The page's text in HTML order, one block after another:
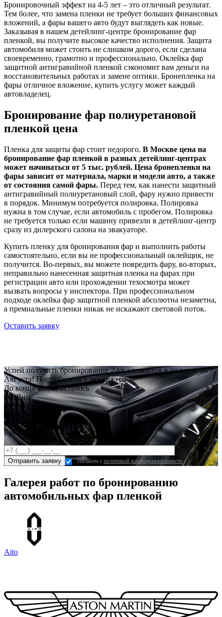
Бронировочный эффект на 4-5 лет – это отличный результат.
Тем более, что замена пленки не требует больших финансовых
вложений, а фары вашего авто будут выглядеть как новые.
Заказывая в нашем детейлинг-центре бронирование фар
пленкой, вы получите высокое качество исполнения. Защита
автомобиля может стоить не слишком дорого, если сделана
своевременно, грамотно и профессионально. Оклейка фар
защитной антигравийной пленкой сэкономит вам деньги на
восстановительных работах и замене оптики. Бронепленка на
фары отличное вложение, купить услугу может каждый
автовладелец.
Бронирование фар полиуретановой
пленкой цена
Пленка для защиты фар стоит недорого. В Москве цена на
бронирование фар пленкой в разных детейлинг-центрах
может начинаться от 5 тыс. рублей. Цена бронепленки на
фары зависит от материала, марки и модели авто, а также
от состояния самой фары. Перед тем, как нанести защитный
антигравийный полиуретановый слой, фару нужно привести
в порядок. Минимум потребуется полировка. Полировка
нужна в том случае, если автомобиль с пробегом. Полировка
не требуется только если машину привезли в детейлинг-центр
сразу из дилерского салона на эвакуаторе.
Купить пленку для бронирования фар и выполнить работы
самостоятельно, если вы не профессиональный оклейщик, не
получится. Во-первых, вы можете повредить фару, во-вторых,
неправильно нанесенная защитная пленка на фарах при
регистрации авто или прохождении техосмотра может
вызвать вопросы у инспектора. При профессиональном
подходе оклейка фар защитной пленкой абсолютна незаметна,
а премиальные пленки никак не искажают световой поток.
Оставить заявку
Успей получить бронирование 2-ух элементов в подарок до 7
Августа! Подробности у менеджеров.
До конца акции осталось
000Дни
00 Часы
Минуты
00
Секунды
Бронирование 2-ух элементов в подарок!
согласен с политикой конфиденциальности
Галерея работ по бронированию
автомобильных фар пленкой
Aito